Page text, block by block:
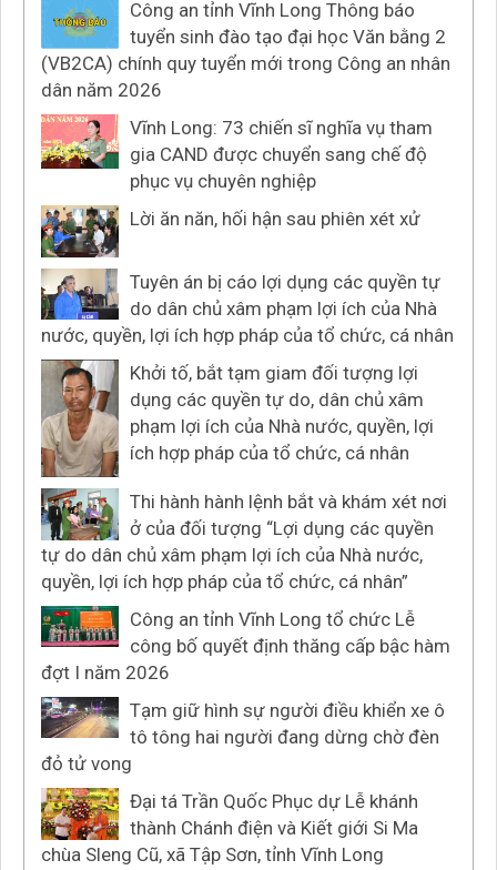
Công an tỉnh Vĩnh Long Thông báo
tuyển sinh đào tạo đại học Văn bằng 2
(VB2CA) chính quy tuyển mới trong Công an nhân
dân năm 2026
Vĩnh Long: 73 chiến sĩ nghĩa vụ tham
gia CAND được chuyển sang chế độ
phục vụ chuyên nghiệp
Lời ăn năn, hối hận sau phiên xét xử
Tuyên án bị cáo lợi dụng các quyền tự
do dân chủ xâm phạm lợi ích của Nhà
nước, quyền, lợi ích hợp pháp của tổ chức, cá nhân
Khởi tố, bắt tạm giam đối tượng lợi
dụng các quyền tự do, dân chủ xâm
phạm lợi ích của Nhà nước, quyền, lợi
ích hợp pháp của tổ chức, cá nhân
Thi hành hành lệnh bắt và khám xét nơi
ở của đối tượng “Lợi dụng các quyền
tự do dân chủ xâm phạm lợi ích của Nhà nước,
quyền, lợi ích hợp pháp của tổ chức, cá nhân”
Công an tỉnh Vĩnh Long tổ chức Lễ
công bố quyết định thăng cấp bậc hàm
đợt I năm 2026
Tạm giữ hình sự người điều khiển xe ô
tô tông hai người đang dừng chờ đèn
đỏ tử vong
Đại tá Trần Quốc Phục dự Lễ khánh
thành Chánh điện và Kiết giới Si Ma
chùa Sleng Cũ, xã Tập Sơn, tỉnh Vĩnh Long